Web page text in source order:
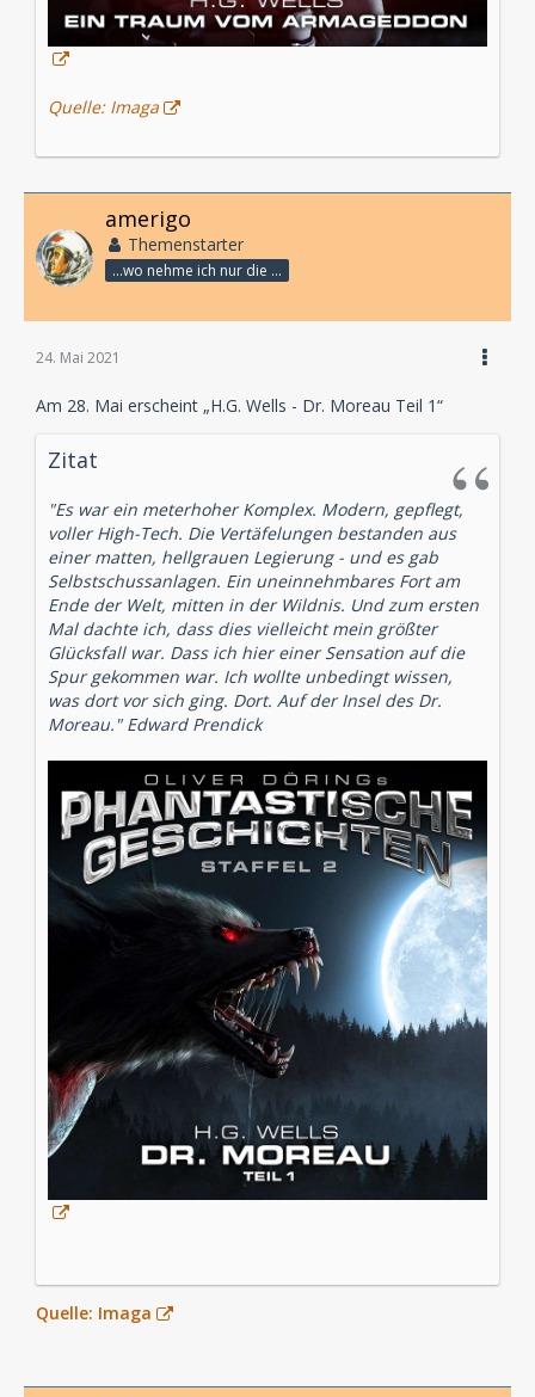
Quelle: Imaga
amerigo
Themenstarter
...wo nehme ich nur die Zeit her, so vieles nicht zu hören?
24. Mai 2021
Am 28. Mai erscheint „H.G. Wells - Dr. Moreau Teil 1“
Zitat
"Es war ein meterhoher Komplex. Modern, gepflegt,
voller High-Tech. Die Vertäfelungen bestanden aus
einer matten, hellgrauen Legierung - und es gab
Selbstschussanlagen. Ein uneinnehmbares Fort am
Ende der Welt, mitten in der Wildnis. Und zum ersten
Mal dachte ich, dass dies vielleicht mein größter
Glücksfall war. Dass ich hier einer Sensation auf die
Spur gekommen war. Ich wollte unbedingt wissen,
was dort vor sich ging. Dort. Auf der Insel des Dr.
Moreau." Edward Prendick
Quelle: Imaga